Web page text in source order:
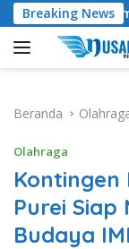
Langsung
ke
konten
Breaking News
Pemda Flotim
Beranda
Olahraga
Kontingen
Purei Siap
Budaya